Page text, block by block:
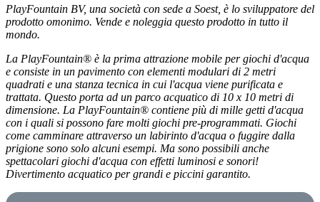
PlayFountain BV, una società con sede a Soest, è lo sviluppatore del
prodotto omonimo. Vende e noleggia questo prodotto in tutto il
mondo.
La PlayFountain® è la prima attrazione mobile per giochi d'acqua
e consiste in un pavimento con elementi modulari di 2 metri
quadrati e una stanza tecnica in cui l'acqua viene purificata e
trattata. Questo porta ad un parco acquatico di 10 x 10 metri di
dimensione. La PlayFountain® contiene più di mille getti d'acqua
con i quali si possono fare molti giochi pre-programmati. Giochi
come camminare attraverso un labirinto d'acqua o fuggire dalla
prigione sono solo alcuni esempi. Ma sono possibili anche
spettacolari giochi d'acqua con effetti luminosi e sonori!
Divertimento acquatico per grandi e piccini garantito.